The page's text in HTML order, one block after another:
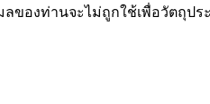
ของท่านจะไม่ถูกใช้เพื่อวัตถุปร